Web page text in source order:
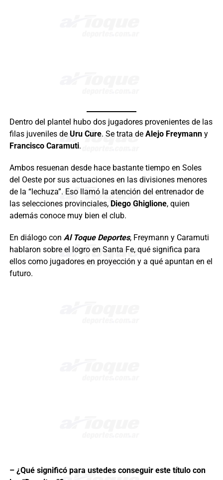
Dentro del plantel hubo dos jugadores provenientes de las
filas juveniles de Uru Cure. Se trata de Alejo Freymann y
Francisco Caramuti.
Ambos resuenan desde hace bastante tiempo en Soles
del Oeste por sus actuaciones en las divisiones menores
de la “lechuza”. Eso llamó la atención del entrenador de
las selecciones provinciales, Diego Ghiglione, quien
además conoce muy bien el club.
En diálogo con Al Toque Deportes, Freymann y Caramuti
hablaron sobre el logro en Santa Fe, qué significa para
ellos como jugadores en proyección y a qué apuntan en el
futuro.
– ¿Qué significó para ustedes conseguir este título con